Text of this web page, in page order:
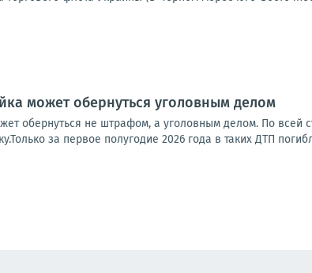
может обернуться уголовным делом
обернуться не штрафом, а уголовным делом. По
за первое полугодие 2026 года в таких ДТП